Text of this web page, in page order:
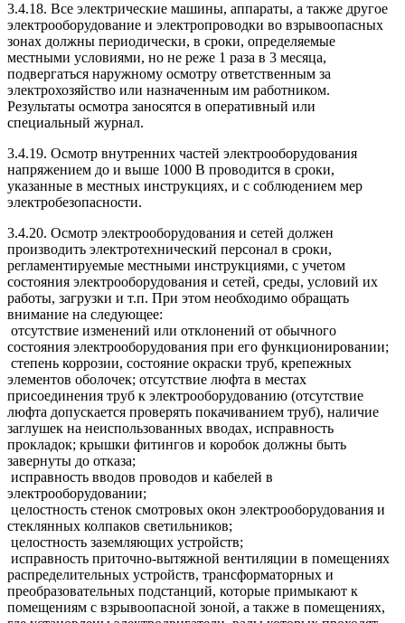
3.4.18. Все электрические машины, аппараты, а также другое
электрооборудование и электропроводки во взрывоопасных
зонах должны периодически, в сроки, определяемые
местными условиями, но не реже 1 раза в 3 месяца,
подвергаться наружному осмотру ответственным за
электрохозяйство или назначенным им работником.
Результаты осмотра заносятся в оперативный или
специальный журнал.
3.4.19. Осмотр внутренних частей электрооборудования
напряжением до и выше 1000 В проводится в сроки,
указанные в местных инструкциях, и с соблюдением мер
электробезопасности.
3.4.20. Осмотр электрооборудования и сетей должен
производить электротехнический персонал в сроки,
регламентируемые местными инструкциями, с учетом
состояния электрооборудования и сетей, среды, условий их
работы, загрузки и т.п. При этом необходимо обращать
внимание на следующее:
отсутствие изменений или отклонений от обычного
состояния электрооборудования при его функционировании;
степень коррозии, состояние окраски труб, крепежных
элементов оболочек; отсутствие люфта в местах
присоединения труб к электрооборудованию (отсутствие
люфта допускается проверять покачиванием труб), наличие
заглушек на неиспользованных вводах, исправность
прокладок; крышки фитингов и коробок должны быть
завернуты до отказа;
исправность вводов проводов и кабелей в
электрооборудовании;
целостность стенок смотровых окон электрооборудования и
стеклянных колпаков светильников;
целостность заземляющих устройств;
исправность приточно-вытяжной вентиляции в помещениях
распределительных устройств, трансформаторных и
преобразовательных подстанций, которые примыкают к
помещениям с взрывоопасной зоной, а также в помещениях,